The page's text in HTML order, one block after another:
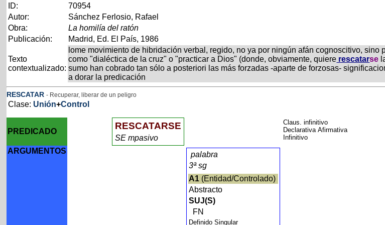
ID:
70954
Autor:
Sánchez Ferlosio, Rafael
Obra:
La homilía del ratón
Publicación:
Madrid, Ed. El País, 1986
Texto
contextualizado:
lome movimiento de hibridación verbal, regido, no ya por ningún afán cognoscitivo,
como "dialéctica de la cruz" o "practicar a Dios" (donde, obviamente, quiere rescatarse
sumo han cobrado tan sólo a posteriori las más forzadas -aparte de forzosas-
a dorar la predicación
RESCATAR - Recuperar, liberar de un peligro
Clase: Unión+Control
PREDICADO
RESCATARSE
SE mpasivo
Claus. infinitivo
Declarativa Afirmativa
Infinitivo
ARGUMENTOS
palabra
3ª sg
A1 (Entidad/Controlado)
Abstracto
SUJ(S)
FN
Definido Singular